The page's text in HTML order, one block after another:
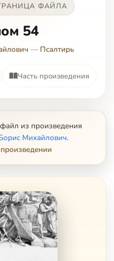
ФАЙЛА
54
— Псалтирь
Часть произведения
из произведения
Михайлович.